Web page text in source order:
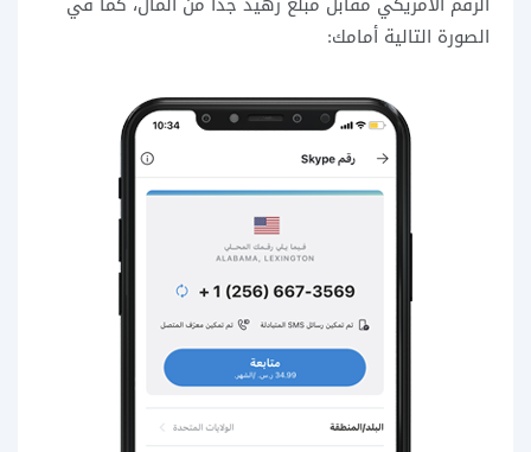
الصورة التالية أمامك: